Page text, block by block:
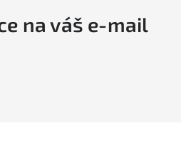
na váš e-mail